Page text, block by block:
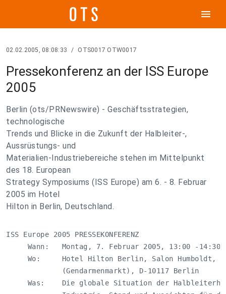
menu
02.02.2005, 08:08:33 / OTS0017 OTW0017
Pressekonferenz an der ISS Europe
2005
Berlin (ots/PRNewswire) - Geschäftsstrategien,
technologische
Trends und Blicke in die Zukunft der Halbleiter-,
Aussrüstungs- und
Materialien-Industriebereiche stehen im Mittelpunkt
des 18. European
Strategy Symposiums (ISS Europe) am 6. - 8. Februar
2005 im Hotel
Hilton in Berlin, Deutschland.
ISS Europe 2005 PRESSEKONFERENZ
Wann:   Montag, 7. Februar 2005, 13:00 -14:30
Wo:     Hotel Hilton Berlin, Salon Humboldt,
             (Gendarmenmarkt), D-10117 Berlin
Was:    Die globale Situation der